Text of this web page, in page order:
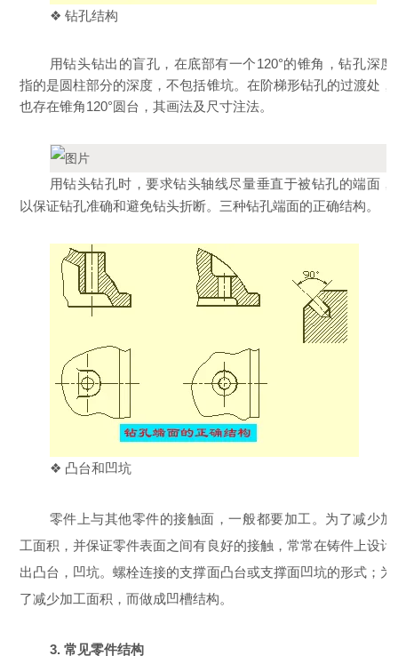
❖ 钻孔结构
用钻头钻出的盲孔，在底部有一个120°的锥角，钻孔深度
指的是圆柱部分的深度，不包括锥坑。在阶梯形钻孔的过渡处，
也存在锥角120°圆台，其画法及尺寸注法。
用钻头钻孔时，要求钻头轴线尽量垂直于被钻孔的端面，
以保证钻孔准确和避免钻头折断。三种钻孔端面的正确结构。
❖ 凸台和凹坑
零件上与其他零件的接触面，一般都要加工。为了减少加
工面积，并保证零件表面之间有良好的接触，常常在铸件上设计
出凸台，凹坑。螺栓连接的支撑面凸台或支撑面凹坑的形式；为
了减少加工面积，而做成凹槽结构。
3. 常见零件结构